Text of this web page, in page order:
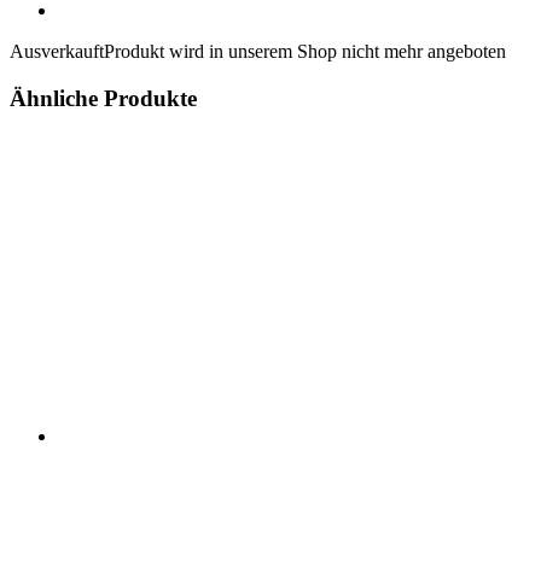
AusverkauftProdukt wird in unserem Shop nicht mehr angeboten
Ähnliche Produkte